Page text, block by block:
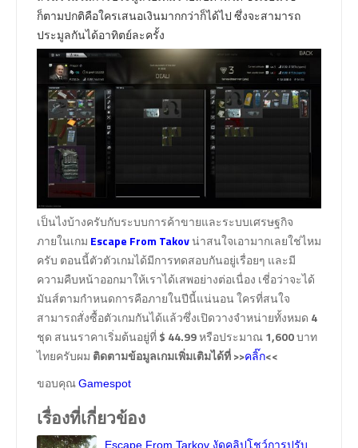
ก็ตามปกติคือใครเสนอเงินมากกว่าก็ได้ไป ซึ่งจะสามารถ
ประมูลกันได้อาทิตย์ละครั้ง
เป็นไงบ้างครับกับระบบการค้าขายและระบบเศรษฐกิจ
ภายในเกม Escape From Takovน่าสนใจเอามากเลยใช่ไหม
ครับ ตอนนี้ตัวตัวเกมได้มีการทดสอบกันอยู่เรื่อยๆ และมี
ความคืบหน้าออกมาให้เราได้เสพอย่างต่อเนื่อง เชี่อว่าจะได้
มันส์ตามกำหนดการคือภายในปีนี้แน่นอน ใครที่สนใจ
สามารถสั่งซื้อตัวเกมกันได้แล้วซึ่งเปิดวางจำหน่ายทั้งหมด 4
ชุด สนนราคาเริ่มต้นอยู่ที่$ 44.99หรือประมาณ1,600บาท
ไทยครับผม ติดตามข้อมูลเกมเพิ่มเติมได้ที่ >>คลิ๊ก<<
ขอบคุณGamespot
เรื่องที่เกี่ยวข้อง
Escape From Tarkov งัดคลิปโชว์การปรับ